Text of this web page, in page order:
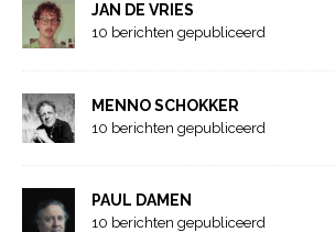
JAN DE VRIES
10 berichten gepubliceerd
MENNO SCHOKKER
10 berichten gepubliceerd
PAUL DAMEN
10 berichten gepubliceerd